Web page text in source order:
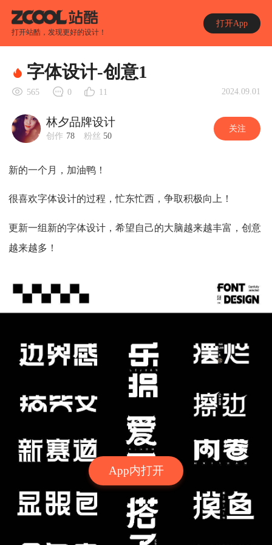
打开站酷，发现更好的设计！
打开App
App内打开
字体设计-创意1
565 0 11 2024.09.01
林夕品牌设计
创作 78 粉丝 50
关注
新的一个月，加油鸭！
很喜欢字体设计的过程，忙东忙西，争取积极向上！
更新一组新的字体设计，希望自己的大脑越来越丰富，创意
越来越多！